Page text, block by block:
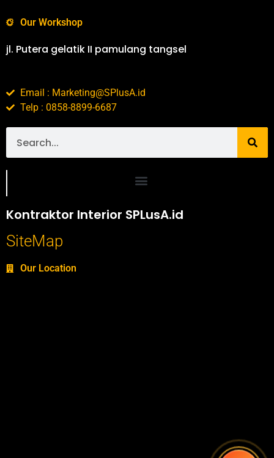
Our Workshop
jl. Putera gelatik II pamulang tangsel
Email : Marketing@SPlusA.id
Telp : 0858-8899-6687
Kontraktor Interior SPLusA.id
SiteMap
Our Location